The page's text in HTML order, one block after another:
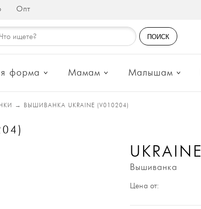
Опт
ПОИСК
форма Мамам Малышам
→ ВЫШИВАНКА UKRAINE (V010204)
UKRAINE
Вышиванка
Цена от: